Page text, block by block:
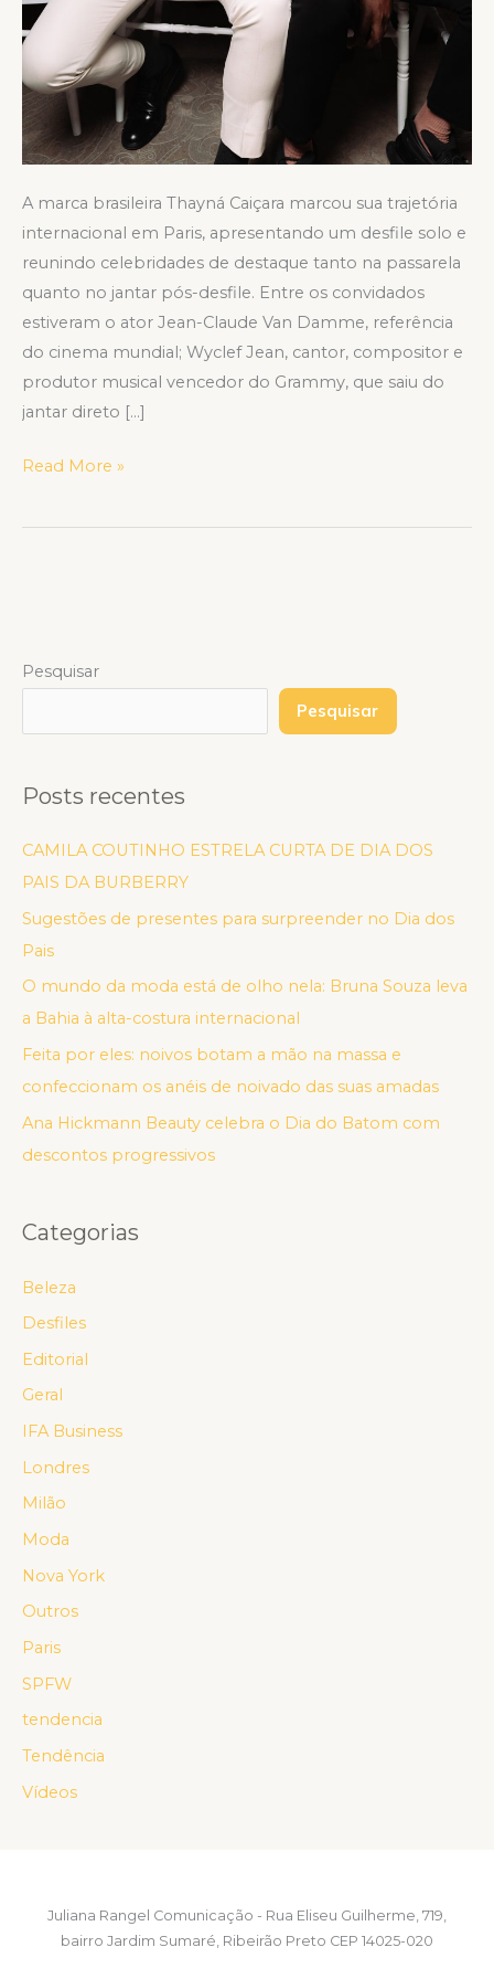
A marca brasileira Thayná Caiçara marcou sua trajetória
internacional em Paris, apresentando um desfile solo e
reunindo celebridades de destaque tanto na passarela
quanto no jantar pós-desfile. Entre os convidados
estiveram o ator Jean-Claude Van Damme, referência
do cinema mundial; Wyclef Jean, cantor, compositor e
produtor musical vencedor do Grammy, que saiu do
jantar direto […]
Read More »
Pesquisar
Pesquisar
Posts recentes
CAMILA COUTINHO ESTRELA CURTA DE DIA DOS
PAIS DA BURBERRY
Sugestões de presentes para surpreender no Dia dos
Pais
O mundo da moda está de olho nela: Bruna Souza leva
a Bahia à alta-costura internacional
Feita por eles: noivos botam a mão na massa e
confeccionam os anéis de noivado das suas amadas
Ana Hickmann Beauty celebra o Dia do Batom com
descontos progressivos
Categorias
Beleza
Desfiles
Editorial
Geral
IFA Business
Londres
Milão
Moda
Nova York
Outros
Paris
SPFW
tendencia
Tendência
Vídeos
Juliana Rangel Comunicação - Rua Eliseu Guilherme, 719,
bairro Jardim Sumaré, Ribeirão Preto CEP 14025-020